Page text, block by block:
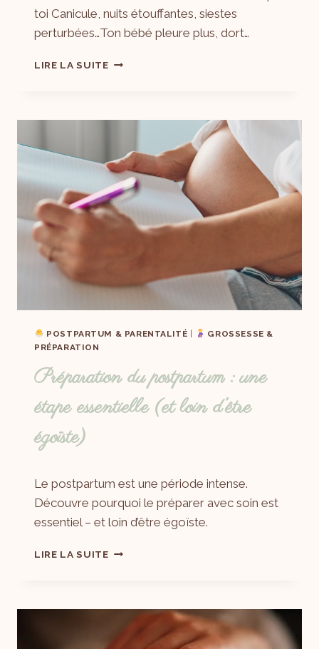
toi Canicule, nuits étouffantes, siestes
perturbées…Ton bébé pleure plus, dort…
LIRE LA SUITE
POSTPARTUM & PARENTALITÉ |
GROSSESSE &
PRÉPARATION
Préparation du postpartum : une
étape essentielle (et loin d’être
égoïste)
Laëtitia
Le postpartum est une période intense.
Découvre pourquoi le préparer avec soin est
essentiel – et loin d’être égoïste.
LIRE LA SUITE